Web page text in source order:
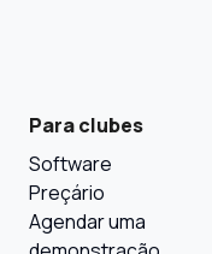
Para clubes
Software
Preçário
Agendar uma